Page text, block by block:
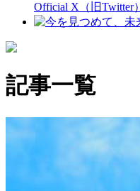
Official X（旧Twitter）
記事一覧